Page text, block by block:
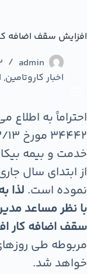
افزایش سقف اضافه
admin
2
اخبار کاروتامین,
احتراماً به اطلاع
خدمت و بیمه
از ابتدای سال
نموده است. لذا
با نظر مساعد
سقف اضافه کار
مربوطه طی
خواهد شد.